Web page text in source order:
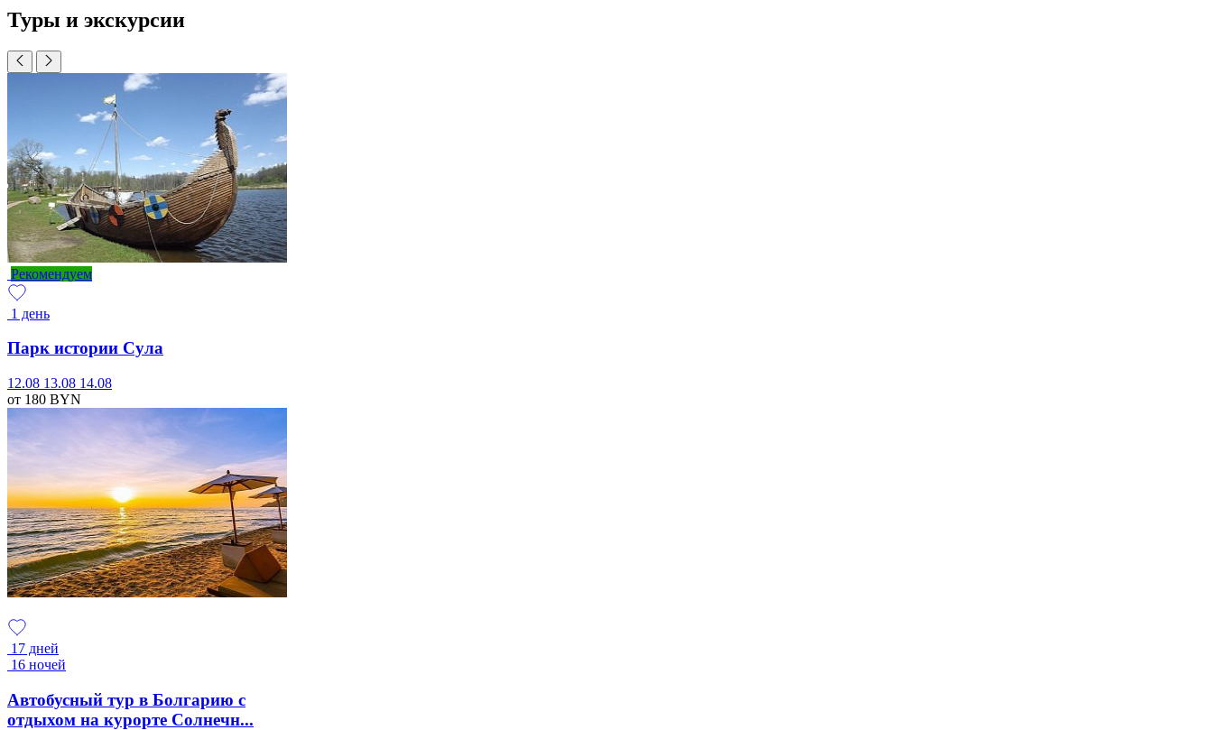
Туры и экскурсии
Рекомендуем
1 день
Парк истории Сула
12.08 13.08 14.08
от 180 BYN
17 дней
16 ночей
Автобусный тур в Болгарию с
отдыхом на курорте Солнечн...